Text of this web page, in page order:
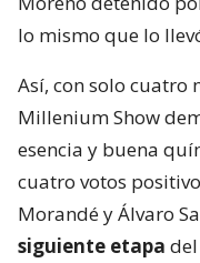
lo mismo que lo
Así, con solo cuatro
Millenium Show
esencia y buena
cuatro votos
Morandé y Álvaro
siguiente etapa